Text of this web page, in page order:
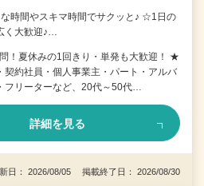
時間やスキマ時間でサクッと♪ ☆1日の
く大歓迎♪…
！夏休みの1回きり・単発も大歓迎！ ★
契約社員・個人事業主・パート・アルバ
フリーターなど、20代～50代…
詳細を見る
日： 2026/08/05 掲載終了日： 2026/08/30